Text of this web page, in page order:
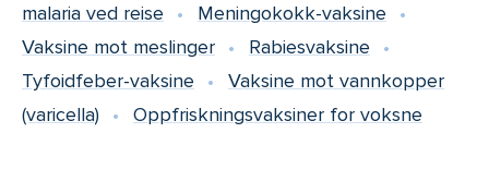
malaria ved reise
Meningokokk-vaksine
Vaksine mot meslinger
Rabiesvaksine
Tyfoidfeber-vaksine
Vaksine mot vannkopper
(varicella)
Oppfriskningsvaksiner for voksne